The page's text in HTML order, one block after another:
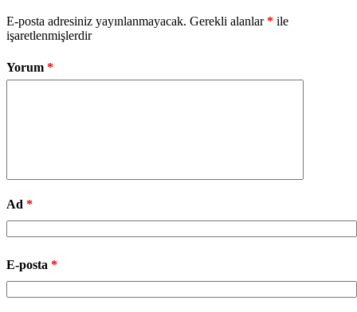
E-posta adresiniz yayınlanmayacak. Gerekli alanlar* ile
işaretlenmişlerdir
Yorum *
Ad *
E-posta *